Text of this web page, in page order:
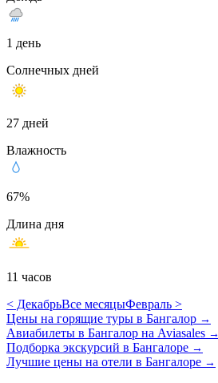
1 день
Солнечных дней
27 дней
Влажность
67%
Длина дня
11 часов
< ДекабрьВсе месяцыФевраль >
Цены на горящие туры в Бангалор →
Авиабилеты в Бангалор на Aviasales →
Подборка экскурсий в Бангалоре →
Лучшие цены на отели в Бангалоре →